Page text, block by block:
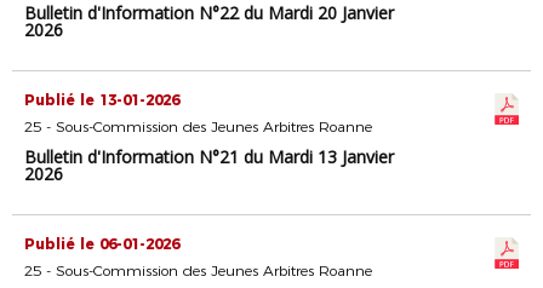
Bulletin d'Information N°22 du Mardi 20 Janvier
2026
Publié le 13-01-2026
25 - Sous-Commission des Jeunes Arbitres Roanne
Bulletin d'Information N°21 du Mardi 13 Janvier
2026
Publié le 06-01-2026
25 - Sous-Commission des Jeunes Arbitres Roanne